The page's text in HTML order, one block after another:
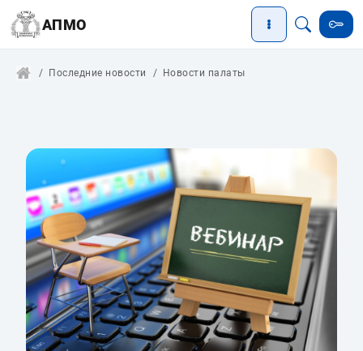
АПМО
Последние новости Новости палаты